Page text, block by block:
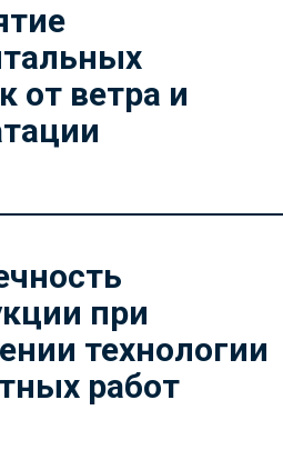
от ветра и
при
технологии
работ